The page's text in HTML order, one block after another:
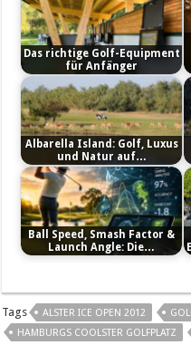
Das richtige Golf-Equipment
für Anfänger
Albarella Island: Golf, Luxus
und Natur auf…
Ball Speed, Smash Factor &
Launch Angle: Die…
Tags ALSTER ICE OPEN 2012
HAMBURGS COOLSTER GOLFPLATZ